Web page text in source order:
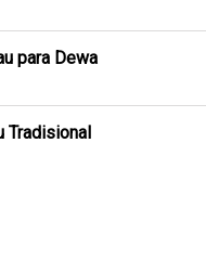
para Dewa
Tradisional